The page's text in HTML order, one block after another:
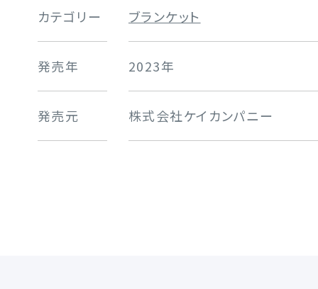
カテゴリー ブランケット
発売年 2023年
発売元 株式会社ケイカンパニー